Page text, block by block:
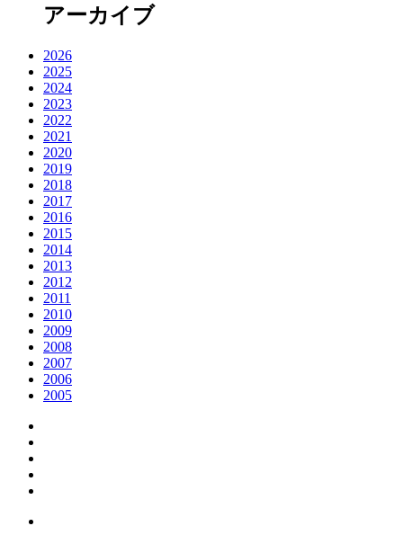
アーカイブ
2026
2025
2024
2023
2022
2021
2020
2019
2018
2017
2016
2015
2014
2013
2012
2011
2010
2009
2008
2007
2006
2005